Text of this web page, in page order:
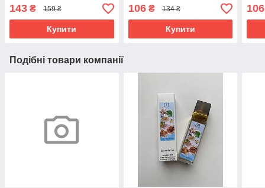
143 ₴ 159 ₴
Купити
212 Віп) 40 мл ОПТ
106₴ 134 ₴
Купити
40
106
Подібні товари компанії